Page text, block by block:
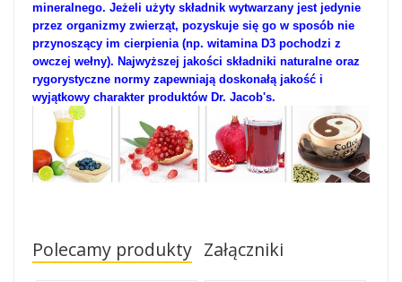
mineralnego. Jeżeli użyty składnik wytwarzany jest jedynie
przez organizmy zwierząt, pozyskuje się go w sposób nie
przynoszący im cierpienia (np. witamina D3 pochodzi z
owczej wełny). Najwyższej jakości składniki naturalne oraz
rygorystyczne normy zapewniają doskonałą jakość i
wyjątkowy charakter produktów Dr. Jacob's.
Polecamy produkty Załączniki